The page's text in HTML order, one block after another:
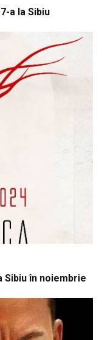
a la Sibiu
Sibiu în noiembrie